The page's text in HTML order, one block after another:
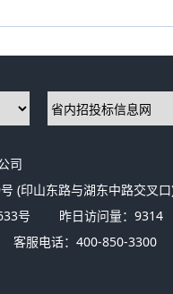
司
(印山东路与湖东中路交叉
号 昨日访问量： 9314
客服电话：400-850-3300